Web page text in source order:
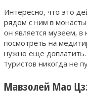
Интересно, что это
рядом с ним в
он является музеем,
посмотреть на
нужно еще
туристов никогда не
Мавзолей Мао